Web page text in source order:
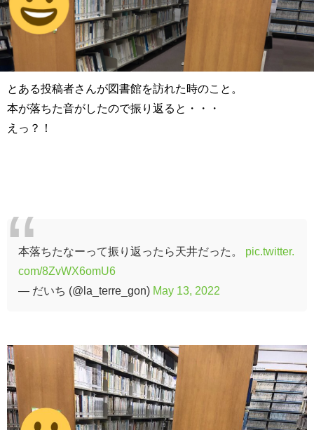
とある投稿者さんが図書館を訪れた時のこと。
本が落ちた音がしたので振り返ると・・・
えっ？！
本落ちたなーって振り返ったら天井だった。 pic.twitter.
com/8ZvWX6omU6
— だいち (@la_terre_gon) May 13, 2022